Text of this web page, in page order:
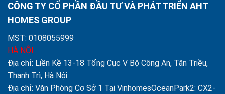
CÔNG TY CỔ PHẦN ĐẦU TƯ VÀ PHÁT TRIỂN AHT
HOMES GROUP
MST: 0108055999
HÀ NỘI
Địa chỉ: Liền Kề 13-18 Tổng Cục V Bộ Công An, Tân Triều,
Thanh Trì, Hà Nội
Địa chỉ: Văn Phòng Cơ Sở 1 Tại VinhomesOceanPark2: CX2-